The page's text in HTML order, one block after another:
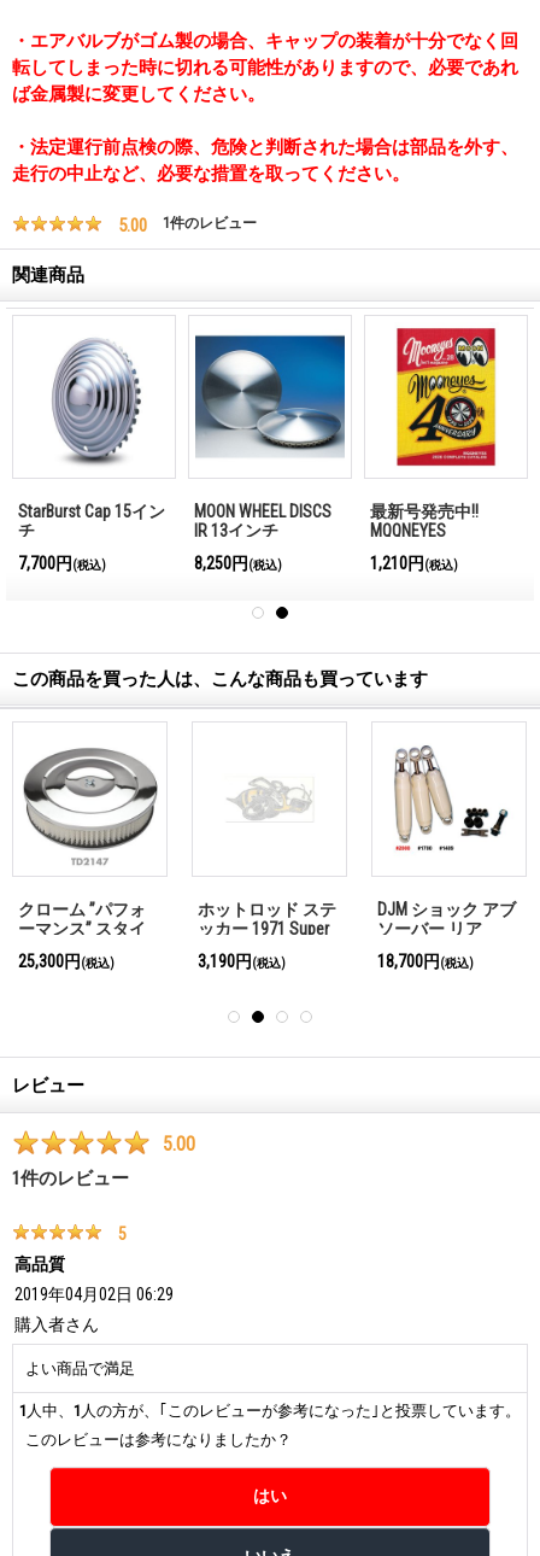
・エアバルブがゴム製の場合、キャップの装着が十分でなく回
転してしまった時に切れる可能性がありますので、必要であれ
ば金属製に変更してください。
・法定運行前点検の際、危険と判断された場合は部品を外す、
走行の中止など、必要な措置を取ってください。
5.00 1件のレビュー
関連商品
StarBurst Cap 15イン
チ
7,700円 (税込)
MOON WHEEL DISCS
IR 13インチ
8,250円 (税込)
最新号発売中!!
MQQNEYES
Magazine No.28 2026
1,210円 (税込)
この商品を買った人は、こんな商品も買っています
クローム ”パフォ
ーマンス” スタイ
- ベース：レセス
25,300円 (税込)
ホットロッド ステ
ッカー 1971 Super
3,190円 (税込)
DJM ショック アブ
ソーバー リア
18,700円 (税込)
レビュー
5.00
1件のレビュー
5
高品質
2019年04月02日 06:29
購入者さん
よい商品で満足
1 人中、 1 人の方が、｢このレビューが参考になった｣と投票しています。
このレビューは参考になりましたか？